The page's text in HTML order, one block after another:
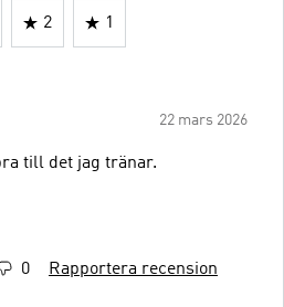
2 1
22 mars 2026
till det jag tränar.
0 Rapportera recension